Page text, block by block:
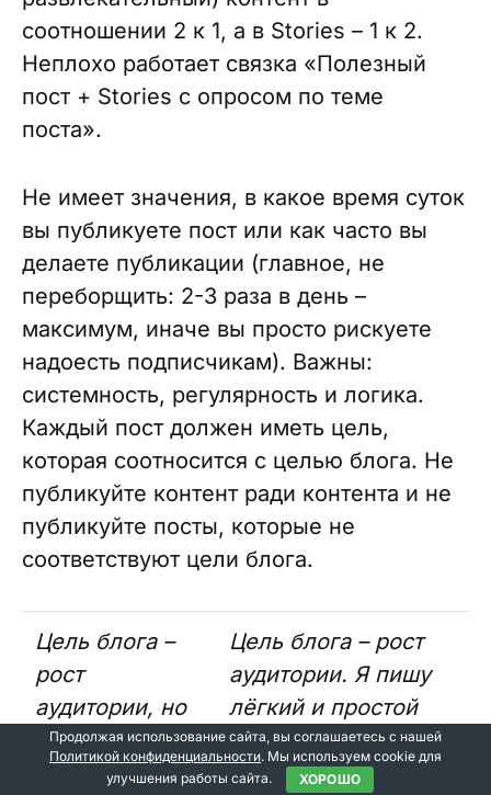
соотношении 2 к 1, а в Stories – 1 к 2.
Неплохо работает связка «Полезный
пост + Stories с опросом по теме
поста».
Не имеет значения, в какое время суток
вы публикуете пост или как часто вы
делаете публикации (главное, не
переборщить: 2-3 раза в день –
максимум, иначе вы просто рискуете
надоесть подписчикам). Важны:
системность, регулярность и логика.
Каждый пост должен иметь цель,
которая соотносится с целью блога. Не
публикуйте контент ради контента и не
публикуйте посты, которые не
соответствуют цели блога.
Цель блога –
рост
аудитории, но
я хочу, чтобы
Цель блога – рост
аудитории. Я пишу
лёгкий и простой
контент, кейсы,
разные
Продолжая использование сайта, вы соглашаетесь с нашей
Политикой конфиденциальности. Мы используем cookie для
улучшения работы сайта.
ХОРОШО